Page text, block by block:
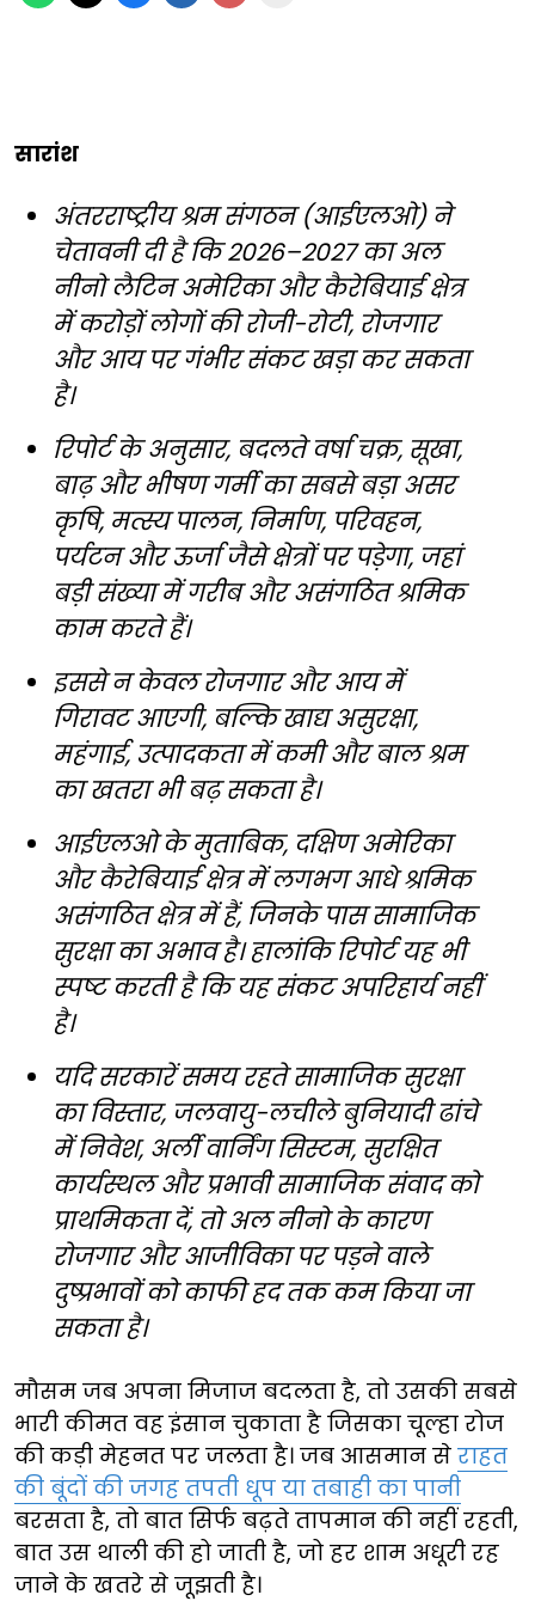
सारांश
अंतरराष्ट्रीय श्रम संगठन (आईएलओ) ने
चेतावनी दी है कि 2026–2027 का अल
नीनो लैटिन अमेरिका और कैरेबियाई क्षेत्र
में करोड़ों लोगों की रोजी-रोटी, रोजगार
और आय पर गंभीर संकट खड़ा कर सकता
है।
रिपोर्ट के अनुसार, बदलते वर्षा चक्र, सूखा,
बाढ़ और भीषण गर्मी का सबसे बड़ा असर
कृषि, मत्स्य पालन, निर्माण, परिवहन,
पर्यटन और ऊर्जा जैसे क्षेत्रों पर पड़ेगा, जहां
बड़ी संख्या में गरीब और असंगठित श्रमिक
काम करते हैं।
इससे न केवल रोजगार और आय में
गिरावट आएगी, बल्कि खाद्य असुरक्षा,
महंगाई, उत्पादकता में कमी और बाल श्रम
का खतरा भी बढ़ सकता है।
आईएलओ के मुताबिक, दक्षिण अमेरिका
और कैरेबियाई क्षेत्र में लगभग आधे श्रमिक
असंगठित क्षेत्र में हैं, जिनके पास सामाजिक
सुरक्षा का अभाव है। हालांकि रिपोर्ट यह भी
स्पष्ट करती है कि यह संकट अपरिहार्य नहीं
है।
यदि सरकारें समय रहते सामाजिक सुरक्षा
का विस्तार, जलवायु-लचीले बुनियादी ढांचे
में निवेश, अर्ली वार्निंग सिस्टम, सुरक्षित
कार्यस्थल और प्रभावी सामाजिक संवाद को
प्राथमिकता दें, तो अल नीनो के कारण
रोजगार और आजीविका पर पड़ने वाले
दुष्प्रभावों को काफी हद तक कम किया जा
सकता है।
मौसम जब अपना मिजाज बदलता है, तो उसकी सबसे
भारी कीमत वह इंसान चुकाता है जिसका चूल्हा रोज
की कड़ी मेहनत पर जलता है। जब आसमान से राहत
की बूंदों की जगह तपती धूप या तबाही का पानी
बरसता है, तो बात सिर्फ बढ़ते तापमान की नहीं रहती,
बात उस थाली की हो जाती है, जो हर शाम अधूरी रह
जाने के खतरे से जूझती है।